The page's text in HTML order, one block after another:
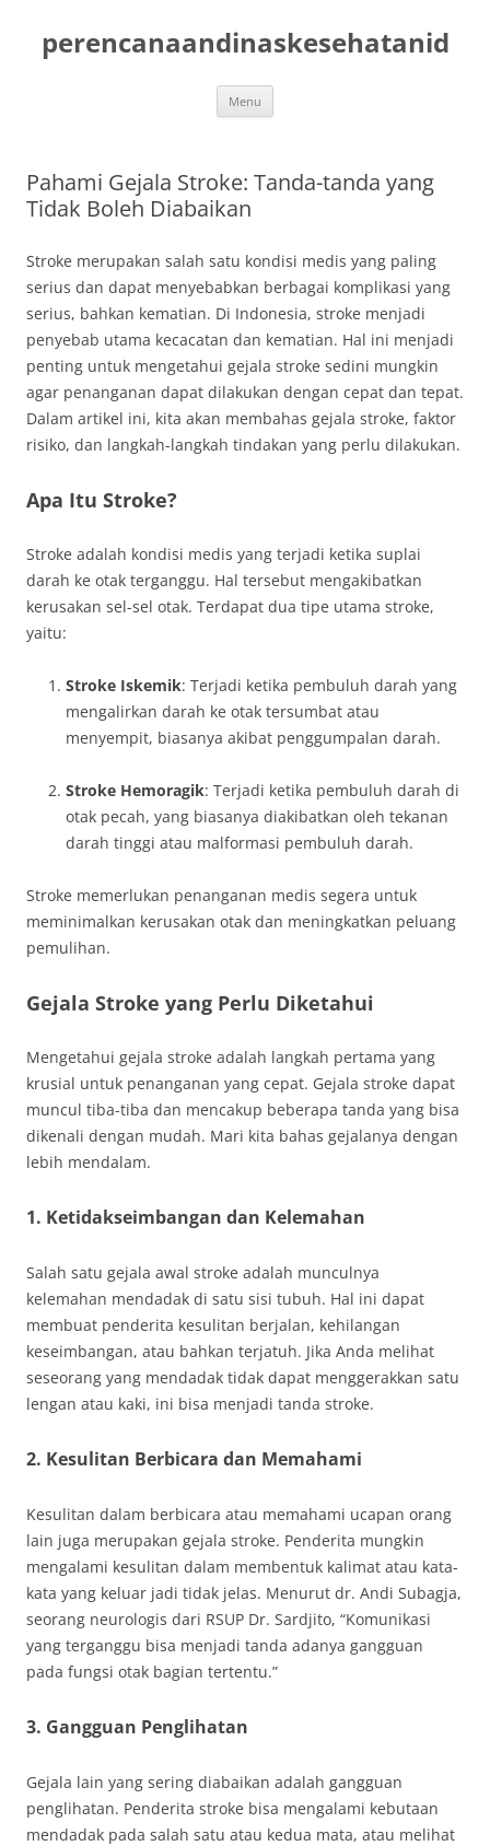
content
perencanaandinaskesehatanid
Menu
Pahami Gejala Stroke: Tanda-tanda yang
Tidak Boleh Diabaikan
Stroke merupakan salah satu kondisi medis yang paling
serius dan dapat menyebabkan berbagai komplikasi yang
serius, bahkan kematian. Di Indonesia, stroke menjadi
penyebab utama kecacatan dan kematian. Hal ini menjadi
penting untuk mengetahui gejala stroke sedini mungkin
agar penanganan dapat dilakukan dengan cepat dan tepat.
Dalam artikel ini, kita akan membahas gejala stroke, faktor
risiko, dan langkah-langkah tindakan yang perlu dilakukan.
Apa Itu Stroke?
Stroke adalah kondisi medis yang terjadi ketika suplai
darah ke otak terganggu. Hal tersebut mengakibatkan
kerusakan sel-sel otak. Terdapat dua tipe utama stroke,
yaitu:
Stroke Iskemik: Terjadi ketika pembuluh darah yang
mengalirkan darah ke otak tersumbat atau
menyempit, biasanya akibat penggumpalan darah.
Stroke Hemoragik: Terjadi ketika pembuluh darah di
otak pecah, yang biasanya diakibatkan oleh tekanan
darah tinggi atau malformasi pembuluh darah.
Stroke memerlukan penanganan medis segera untuk
meminimalkan kerusakan otak dan meningkatkan peluang
pemulihan.
Gejala Stroke yang Perlu Diketahui
Mengetahui gejala stroke adalah langkah pertama yang
krusial untuk penanganan yang cepat. Gejala stroke dapat
muncul tiba-tiba dan mencakup beberapa tanda yang bisa
dikenali dengan mudah. Mari kita bahas gejalanya dengan
lebih mendalam.
1. Ketidakseimbangan dan Kelemahan
Salah satu gejala awal stroke adalah munculnya
kelemahan mendadak di satu sisi tubuh. Hal ini dapat
membuat penderita kesulitan berjalan, kehilangan
keseimbangan, atau bahkan terjatuh. Jika Anda melihat
seseorang yang mendadak tidak dapat menggerakkan satu
lengan atau kaki, ini bisa menjadi tanda stroke.
2. Kesulitan Berbicara dan Memahami
Kesulitan dalam berbicara atau memahami ucapan orang
lain juga merupakan gejala stroke. Penderita mungkin
mengalami kesulitan dalam membentuk kalimat atau kata-
kata yang keluar jadi tidak jelas. Menurut dr. Andi Subagja,
seorang neurologis dari RSUP Dr. Sardjito, “Komunikasi
yang terganggu bisa menjadi tanda adanya gangguan
pada fungsi otak bagian tertentu.”
3. Gangguan Penglihatan
Gejala lain yang sering diabaikan adalah gangguan
penglihatan. Penderita stroke bisa mengalami kebutaan
mendadak pada salah satu atau kedua mata, atau melihat